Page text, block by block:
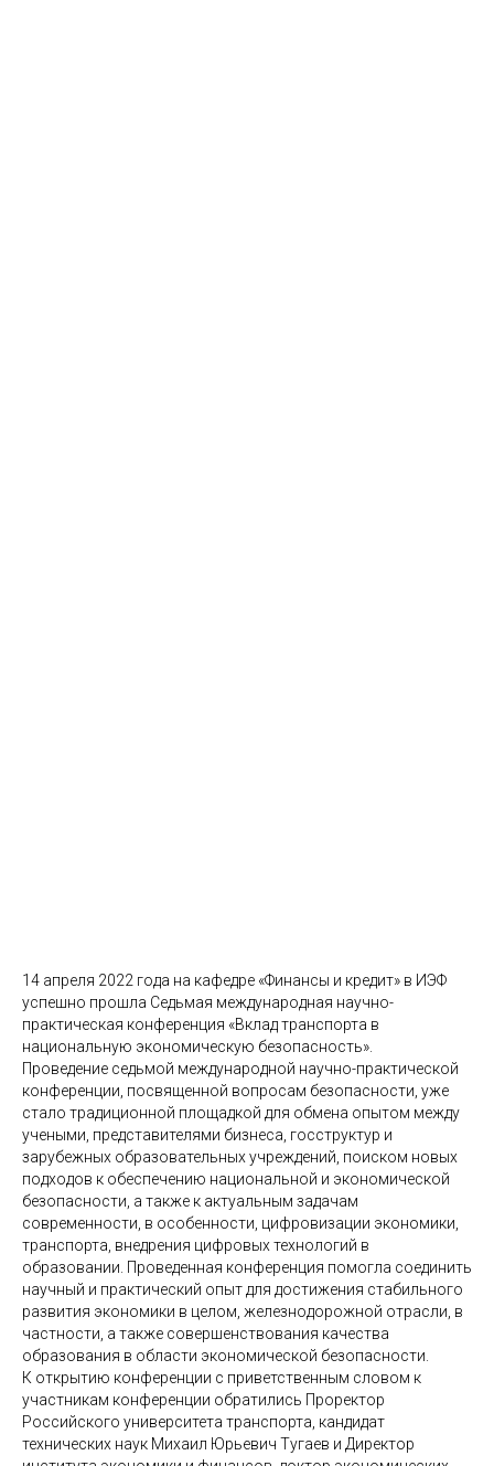
14 апреля 2022 года на кафедре «Финансы и кредит» в ИЭФ
успешно прошла Седьмая международная научно-
практическая конференция «Вклад транспорта в
национальную экономическую безопасность».
Проведение седьмой международной научно-практической
конференции, посвященной вопросам безопасности, уже
стало традиционной площадкой для обмена опытом между
учеными, представителями бизнеса, госструктур и
зарубежных образовательных учреждений, поиском новых
подходов к обеспечению национальной и экономической
безопасности, а также к актуальным задачам
современности, в особенности, цифровизации экономики,
транспорта, внедрения цифровых технологий в
образовании. Проведенная конференция помогла соединить
научный и практический опыт для достижения стабильного
развития экономики в целом, железнодорожной отрасли, в
частности, а также совершенствования качества
образования в области экономической безопасности.
К открытию конференции с приветственным словом к
участникам конференции обратились Проректор
Российского университета транспорта, кандидат
технических наук Михаил Юрьевич Тугаев и Директор